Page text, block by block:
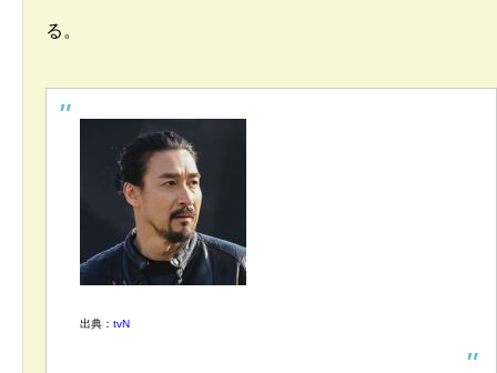
る。
出典： tvN